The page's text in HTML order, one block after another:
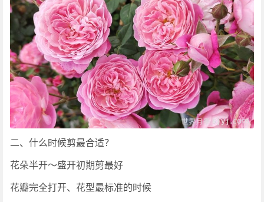
二、什么时候剪最合适？
花朵半开～盛开初期剪最好
花瓣完全打开、花型最标准的时候